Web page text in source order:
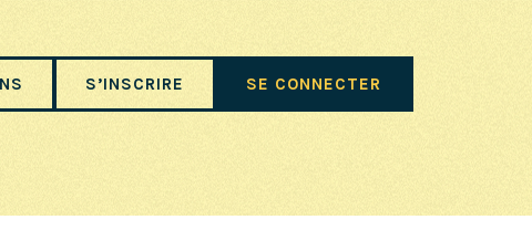
S’INSCRIRE SE CONNECTER